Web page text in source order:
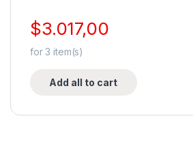
$3.017,00
for3 item(s)
Add all to cart